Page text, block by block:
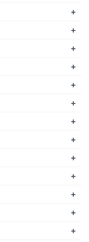
+
+
+
+
+
+
+
+
+
+
+
+
+